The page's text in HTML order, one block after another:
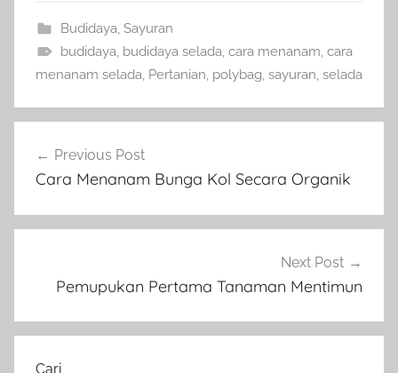
Budidaya, Sayuran
budidaya, budidaya selada, cara menanam, cara
menanam selada, Pertanian, polybag, sayuran, selada
pos
Previous Post
Cara Menanam Bunga Kol Secara Organik
Next Post
Pemupukan Pertama Tanaman Mentimun
Cari